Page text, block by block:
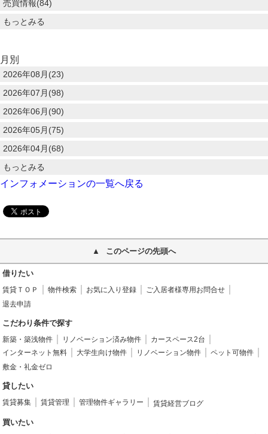
売買情報(84)
もっとみる
月別
2026年08月(23)
2026年07月(98)
2026年06月(90)
2026年05月(75)
2026年04月(68)
もっとみる
インフォメーションの一覧へ戻る
このページの先頭へ
借りたい
賃貸ＴＯＰ 物件検索 お気に入り登録
ご入居者様専用お問合せ
退去申請
こだわり条件で探す
新築・築浅物件 リノベーション済み物件
カースペース2台
インターネット無料
大学生向け物件 リノベーション物件
ペット可物件
敷金・礼金ゼロ
貸したい
賃貸募集 賃貸管理 管理物件ギャラリー 賃貸経営ブログ
買いたい